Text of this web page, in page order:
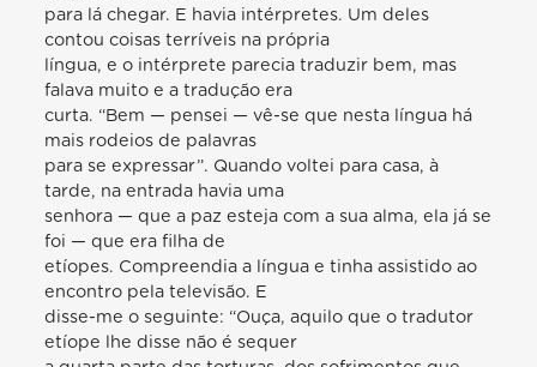
para lá chegar. E havia intérpretes. Um deles
contou coisas terríveis na própria
língua, e o intérprete parecia traduzir bem, mas
falava muito e a tradução era
curta. “Bem — pensei — vê-se que nesta língua há
mais rodeios de palavras
para se expressar”. Quando voltei para casa, à
tarde, na entrada havia uma
senhora — que a paz esteja com a sua alma, ela já se
foi — que era filha de
etíopes. Compreendia a língua e tinha assistido ao
encontro pela televisão. E
disse-me o seguinte: “Ouça, aquilo que o tradutor
etíope lhe disse não é sequer